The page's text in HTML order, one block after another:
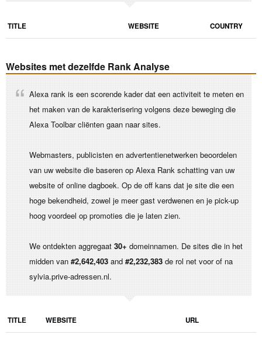
TITLE WEBSITE COUNTRY
Websites met dezelfde Rank Analyse
Alexa rank is een scorende kader dat een activiteit te meten en
het maken van de karakterisering volgens deze beweging die
Alexa Toolbar cliënten gaan naar sites.
Webmasters, publicisten en advertentienetwerken beoordelen
van uw website die baseren op Alexa Rank schatting van uw
website of online dagboek. Op de off kans dat je site die een
hoge bekendheid, zowel je meer gast verdwenen en je pick-up
hoog voordeel op promoties die je laten zien.
We ontdekten aggregaat 30+ domeinnamen. De sites die in het
midden van #2,642,403 and #2,232,383 de rol net voor of na
sylvia.prive-adressen.nl.
TITLE WEBSITE URL